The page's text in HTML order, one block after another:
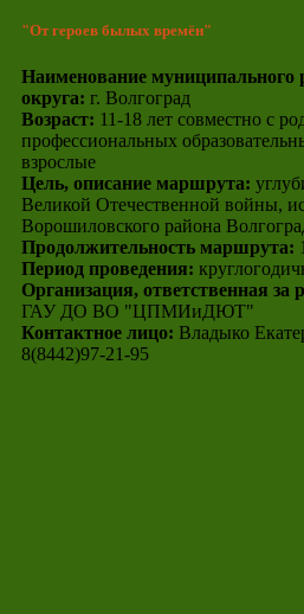
"От героев былых времён"
Наименование муниципального
округа: г. Волгоград
Возраст: 11-18 лет совместно с
профессиональных
взрослые
Цель, описание маршрута:
Великой Отечественной войны,
Ворошиловского района
Продолжительность маршрута:
Период проведения:
Организация, ответственная
ГАУ ДО ВО "ЦПМИиДЮТ"
Контактное лицо: Владыко
8(8442)97-21-95